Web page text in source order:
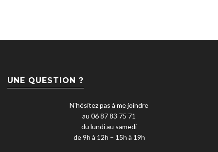
UNE QUESTION ?
N'hésitez pas à me joindre
au 06 87 83 75 71
du lundi au samedi
de 9h à 12h – 15h à 19h